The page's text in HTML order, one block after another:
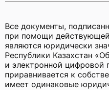
Все документы,
при помощи
являются юридически
Республики Казахстан
и электронной цифровой
приравнивается к
имеет одинаковые